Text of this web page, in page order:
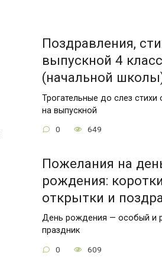
Поздравления,
выпускной 4
(начальной
Трогательные до слез стихи
на выпускной
0 649
Пожелания на
рождения:
открытки и
День рождения — особый и
праздник
0 609